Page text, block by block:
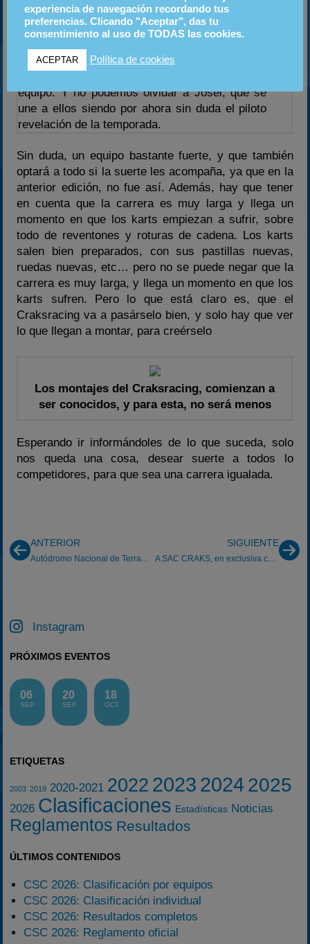
bastante fuerte teniendo en cuenta la gran
experiencia en resistencias que tienen ya que
gran número de ellas a la espalda, al igual que
equipo. Y no podemos olvidar a Josel, que se
une a ellos siendo por ahora sin duda el piloto
revelación de la temporada.
Sin duda, un equipo bastante fuerte, y que también
optará a todo si la suerte les acompaña, ya que en la
anterior edición, no fue así. Además, hay que tener
en cuenta que la carrera es muy larga y llega un
momento en que los karts empiezan a sufrir, sobre
todo de reventones y roturas de cadena. Los karts
salen bien preparados, con sus pastillas nuevas,
ruedas nuevas, etc… pero no se puede negar que la
carrera es muy larga, y llega un momento en que los
karts sufren. Pero lo que está claro es, que el
Craksracing va a pasárselo bien, y solo hay que ver
lo que llegan a montar, para creérselo
Los montajes del Craksracing, comienzan a
ser conocidos, y para esta, no será menos
Esperando ir informándoles de lo que suceda, solo
nos queda una cosa, desear suerte a todos lo
competidores, para que sea una carrera igualada.
ANTERIOR SIGUIENTE
A SAC CRAKS, en exclusiva con Crash-man
Instagram
PRÓXIMOS EVENTOS
06
SEP
20
SEP
18
OCT
ETIQUETAS
2003 2019 2020-2021 2022 2023 20242025
2026 Clasificaciones Estadísticas Noticias
Reglamentos Resultados
ÚLTIMOS CONTENIDOS
CSC 2026: Clasificación por equipos
CSC 2026: Clasificación individual
CSC 2026: Resultados completos
CSC 2026: Reglamento oficial
experiencia de navegación recordando tus
preferencias. Clicando "Aceptar", das tu
consentimiento al uso de TODAS las cookies.
ACEPTAR Política de cookies